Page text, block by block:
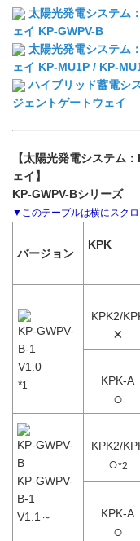
太陽光発電システム
ェイ KP-GWPV-B
太陽光発電システム
ェイ KP-MU1P / KP-
ハイブリッド蓄電シ
ジェントゲートウェイ
【太陽光発電システム
ェイ】
KP-GWPV-Bシリーズ
バージョン
KPK
KP-GWPV-
B-1
V1.0
*1
KPK2/
×
KPK-A
○
KP-GWPV-
B
KP-GWPV-
B-1
V1.1～
KPK2/
○*2
KPK-A
○